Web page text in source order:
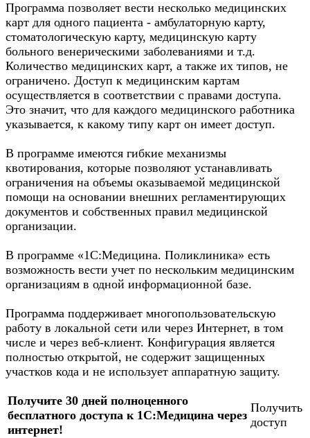
Программа позволяет вести несколько медицинских
карт для одного пациента - амбулаторную карту,
стоматологическую карту, медицинскую карту
больного венерическими заболеваниями и т.д.
Количество медицинских карт, а также их типов, не
ограничено. Доступ к медицинским картам
осуществляется в соответствии с правами доступа.
Это значит, что для каждого медицинского работника
указывается, к какому типу карт он имеет доступ.
В программе имеются гибкие механизмы
квотирования, которые позволяют устанавливать
ограничения на объемы оказываемой медицинской
помощи на основании внешних регламентирующих
документов и собственных правил медицинской
организации.
В программе «1С:Медицина. Поликлиника» есть
возможность вести учет по нескольким медицинским
организациям в одной информационной базе.
Программа поддерживает многопользовательскую
работу в локальной сети или через Интернет, в том
числе и через веб-клиент. Конфигурация является
полностью открытой, не содержит защищенных
участков кода и не использует аппаратную защиту.
Получите 30 дней полноценного
бесплатного доступа к 1С:Медицина через
интернет!
Получить
доступ